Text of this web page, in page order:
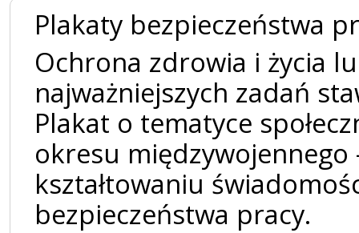
Plakaty bezpieczeństwa
Ochrona zdrowia i życia
najważniejszych zadań
Plakat o tematyce
okresu
kształtowaniu
bezpieczeństwa pracy.